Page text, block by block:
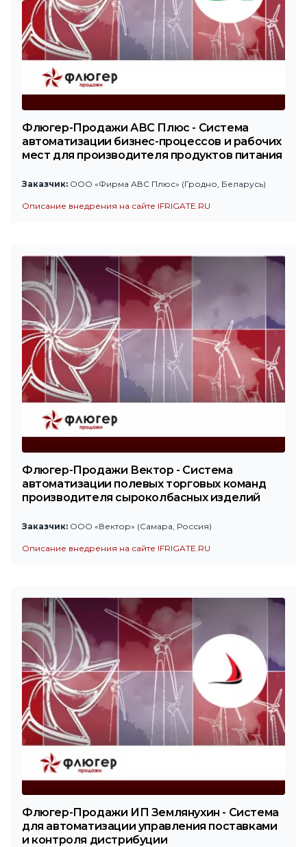
Флюгер-Продажи АВС Плюс - Система
автоматизации бизнес-процессов и рабочих
мест для производителя продуктов питания
Заказчик: ООО «Фирма АВС Плюс» (Гродно, Беларусь)
Описание внедрения на сайте IFRIGATE.RU
Флюгер-Продажи Вектор - Система
автоматизации полевых торговых команд
производителя сыроколбасных изделий
Заказчик: ООО «Вектор» (Самара, Россия)
Описание внедрения на сайте IFRIGATE.RU
Флюгер-Продажи ИП Землянухин - Система
для автоматизации управления поставками
и контроля дистрибуции